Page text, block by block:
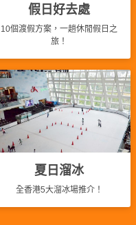
假日好去處
10個渡假方案，一趟休閒假日之
旅！
夏日溜冰
全香港5大溜冰場推介！